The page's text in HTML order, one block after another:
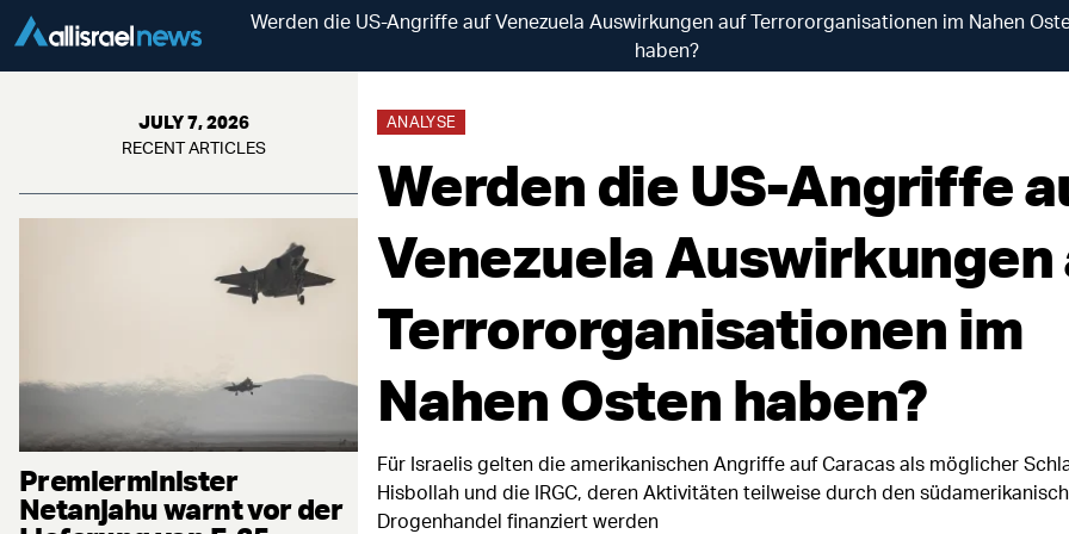
Werden die US-Angriffe auf Venezuela Auswirkungen auf Terrororganisationen im Nahen
haben?
JULY 7, 2026
RECENT ARTICLES
Premierminister
Netanjahu warnt vor der
ANALYSE
Werden die US-Angriffe
Venezuela Auswirkungen
Terrororganisationen im
Nahen Osten haben?
Für Israelis gelten die amerikanischen Angriffe auf Caracas als möglicher
Hisbollah und die IRGC, deren Aktivitäten teilweise durch den
Drogenhandel finanziert werden